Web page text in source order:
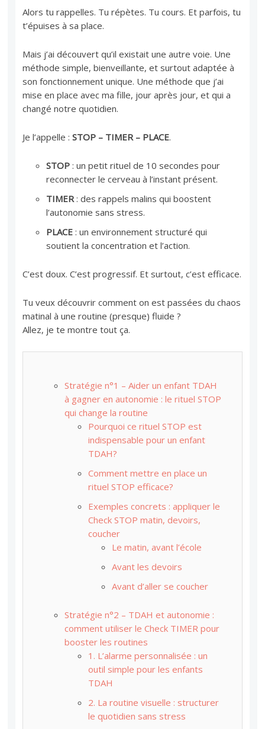
Alors tu rappelles. Tu répètes. Tu cours. Et parfois, tu
t’épuises à sa place.
Mais j’ai découvert qu’il existait une autre voie. Une
méthode simple, bienveillante, et surtout adaptée à
son fonctionnement unique. Une méthode que j’ai
mise en place avec ma fille, jour après jour, et qui a
changé notre quotidien.
Je l’appelle :STOP – TIMER – PLACE.
STOP : un petit rituel de 10 secondes pour
reconnecter le cerveau à l’instant présent.
TIMER: des rappels malins qui boostent
l’autonomie sans stress.
PLACE : un environnement structuré qui
soutient la concentration et l’action.
C’est doux. C’est progressif. Et surtout, c’est efficace.
Tu veux découvrir comment on est passées du chaos
matinal à une routine (presque) fluide ?
Allez, je te montre tout ça.
Stratégie n°1 – Aider un enfant TDAH
à gagner en autonomie : le rituel STOP
qui change la routine
Pourquoi ce rituel STOP est
indispensable pour un enfant
TDAH?
Comment mettre en place un
rituel STOP efficace?
Exemples concrets : appliquer le
Check STOP matin, devoirs,
coucher
Le matin, avant l’école
Avant les devoirs
Avant d’aller se coucher
Stratégie n°2 – TDAH et autonomie :
comment utiliser le Check TIMER pour
booster les routines
1. L’alarme personnalisée : un
outil simple pour les enfants
TDAH
2. La routine visuelle : structurer
le quotidien sans stress